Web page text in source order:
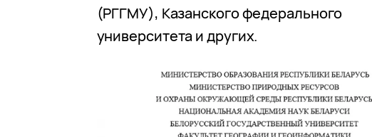
(РГГМУ), Казанского федерального
университета и других.